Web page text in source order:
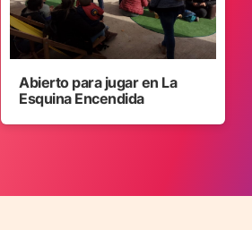
Abierto para jugar en La
Esquina Encendida